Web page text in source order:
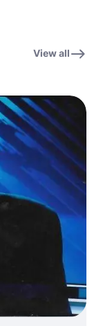
View all